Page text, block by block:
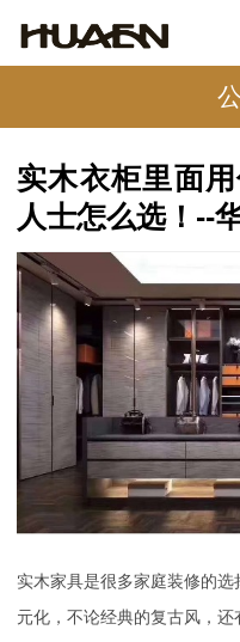
实木衣柜里面
人士怎么选！--
实木家具是很多家庭装修的
元化，不论经典的复古风，